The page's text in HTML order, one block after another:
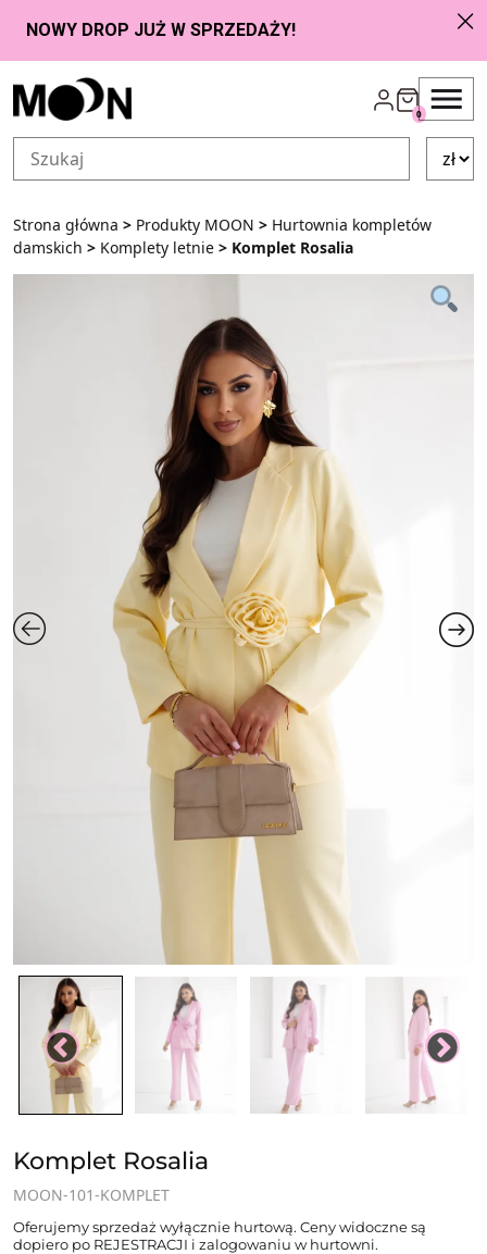
Przejdź do zawartości
0
Strona główna > Produkty MOON > Hurtownia kompletów
damskich > Komplety letnie > Komplet Rosalia
Komplet Rosalia
MOON-101-KOMPLET
Oferujemy sprzedaż wyłącznie hurtową. Ceny widoczne są
dopiero po REJESTRACJI i zalogowaniu w hurtowni.